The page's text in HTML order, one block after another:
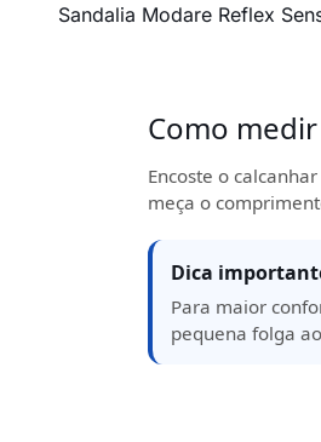
Sandalia Modare Reflex
Como
Encoste o
meça o
Dica
Para maior
pequena folga